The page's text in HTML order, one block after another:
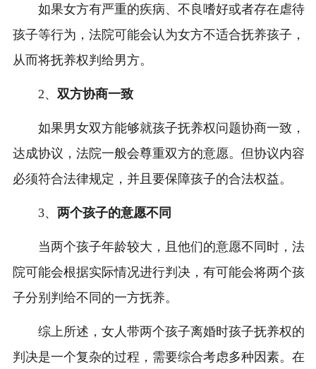
如果女方有严重的疾病、不良嗜好或者存在虐待
孩子等行为，法院可能会认为女方不适合抚养孩子，
从而将抚养权判给男方。
2、 双方协商一致
如果男女双方能够就孩子抚养权问题协商一致，
达成协议，法院一般会尊重双方的意愿。但协议内容
必须符合法律规定，并且要保障孩子的合法权益。
3、 两个孩子的意愿不同
当两个孩子年龄较大，且他们的意愿不同时，法
院可能会根据实际情况进行判决，有可能会将两个孩
子分别判给不同的一方抚养。
综上所述，女人带两个孩子离婚时孩子抚养权的
判决是一个复杂的过程，需要综合考虑多种因素。在